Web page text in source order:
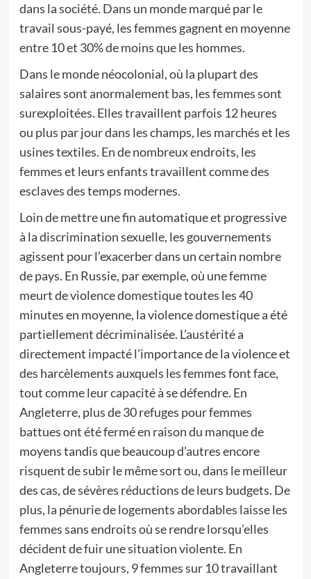
dans la société. Dans un monde marqué par le
travail sous-payé, les femmes gagnent en moyenne
entre 10 et 30% de moins que les hommes.
Dans le monde néocolonial, où la plupart des
salaires sont anormalement bas, les femmes sont
surexploitées. Elles travaillent parfois 12 heures
ou plus par jour dans les champs, les marchés et les
usines textiles. En de nombreux endroits, les
femmes et leurs enfants travaillent comme des
esclaves des temps modernes.
Loin de mettre une fin automatique et progressive
à la discrimination sexuelle, les gouvernements
agissent pour l’exacerber dans un certain nombre
de pays. En Russie, par exemple, où une femme
meurt de violence domestique toutes les 40
minutes en moyenne, la violence domestique a été
partiellement décriminalisée. L’austérité a
directement impacté l’importance de la violence et
des harcèlements auxquels les femmes font face,
tout comme leur capacité à se défendre. En
Angleterre, plus de 30 refuges pour femmes
battues ont été fermé en raison du manque de
moyens tandis que beaucoup d’autres encore
risquent de subir le même sort ou, dans le meilleur
des cas, de sévères réductions de leurs budgets. De
plus, la pénurie de logements abordables laisse les
femmes sans endroits où se rendre lorsqu’elles
décident de fuir une situation violente. En
Angleterre toujours, 9 femmes sur 10 travaillant